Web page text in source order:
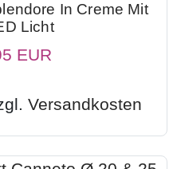
In Creme Mit
Licht
EUR
Versandkosten